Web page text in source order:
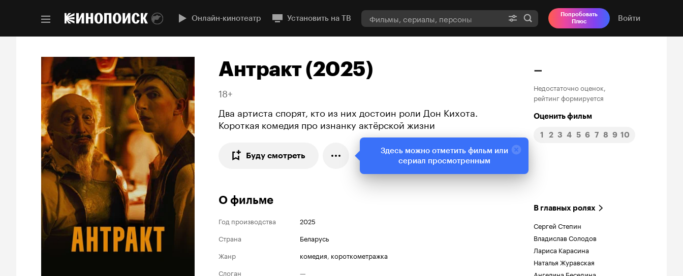
Онлайн-кинотеатр Установить на ТВ
Попробовать
Плюс
Войти
Антракт (2025)
18+
Два артиста спорят, кто из них достоин роли Дон Кихота.
Короткая комедия про изнанку актёрской жизни
Буду смотреть
–
Недостаточно оценок,
рейтинг формируется
Оценить фильм
1 2 3 4 5 6 7 8 9 10
О фильме
Год производства
2025
Страна
Беларусь
Жанр
комедия, короткометражка
Слоган
—
В главных ролях
Сергей Степин
Владислав Солодов
Лариса Карасина
Наталья Журавская
Ангелина Беседина
Здесь можно отметить фильм или
сериал просмотренным